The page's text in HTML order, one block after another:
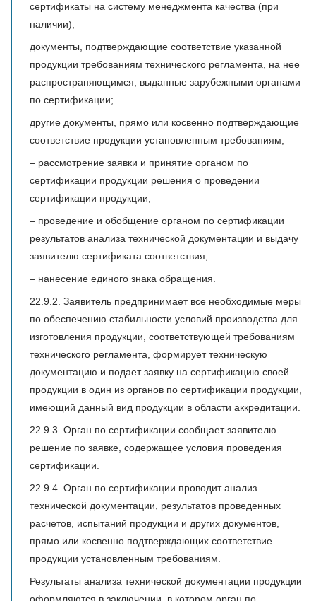
сертификаты на систему менеджмента качества (при
наличии);
документы, подтверждающие соответствие указанной
продукции требованиям технического регламента, на нее
распространяющимся, выданные зарубежными органами
по сертификации;
другие документы, прямо или косвенно подтверждающие
соответствие продукции установленным требованиям;
– рассмотрение заявки и принятие органом по
сертификации продукции решения о проведении
сертификации продукции;
– проведение и обобщение органом по сертификации
результатов анализа технической документации и выдачу
заявителю сертификата соответствия;
– нанесение единого знака обращения.
22.9.2. Заявитель предпринимает все необходимые меры
по обеспечению стабильности условий производства для
изготовления продукции, соответствующей требованиям
технического регламента, формирует техническую
документацию и подает заявку на сертификацию своей
продукции в один из органов по сертификации продукции,
имеющий данный вид продукции в области аккредитации.
22.9.3. Орган по сертификации сообщает заявителю
решение по заявке, содержащее условия проведения
сертификации.
22.9.4. Орган по сертификации проводит анализ
технической документации, результатов проведенных
расчетов, испытаний продукции и других документов,
прямо или косвенно подтверждающих соответствие
продукции установленным требованиям.
Результаты анализа технической документации продукции